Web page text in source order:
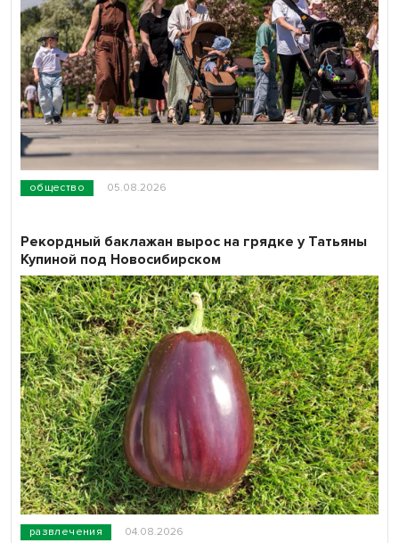
общество 05.08.2026
развлечения 04.08.2026
Рекордный баклажан вырос на грядке у Татьяны
Купиной под Новосибирском